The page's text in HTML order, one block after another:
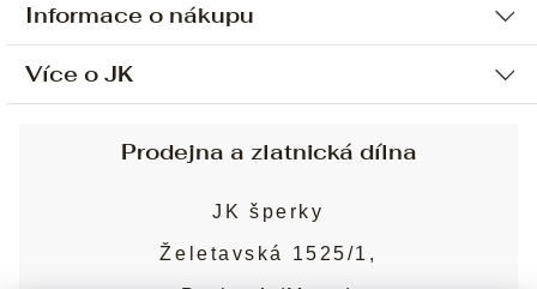
Informace o nákupu
Ochrana osobních údajů
Sjednání osobní schůzky
Obchodní podmínky
Puncovní značky
Více o JK
Prodejna a zlatnická dílna
JK šperky
Želetavská 1525/1,